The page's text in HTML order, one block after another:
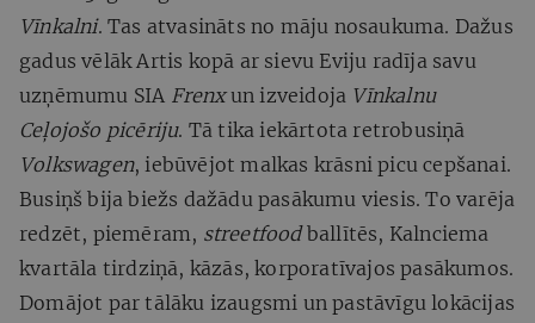
Vīnkalni. Tas atvasināts no māju nosaukuma. Dažus
gadus vēlāk Artis kopā ar sievu Eviju radīja savu
uzņēmumu SIA Frenxun izveidoja Vīnkalnu
Ceļojošo picēriju. Tā tika iekārtota retrobusiņā
Volkswagen, iebūvējot malkas krāsni picu cepšanai.
Busiņš bija biežs dažādu pasākumu viesis. To varēja
redzēt, piemēram, streetfoodballītēs, Kalnciema
kvartāla tirdziņā, kāzās, korporatīvajos pasākumos.
Domājot par tālāku izaugsmi un pastāvīgu lokācijas